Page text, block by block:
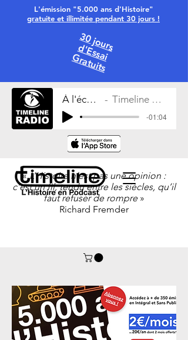
L'émission "5.000 ans d'Histoire"
gratuite et illimitée pendant 30 jours !
30 jours
d'Essai
Gratuits
«L’Histoire n’est pas une opinion :
c’est un fil, tendu entre les siècles, qu’il
faut refuser de rompre»
Richard Fremder
À l'écoute Timeline Radio
-01:04